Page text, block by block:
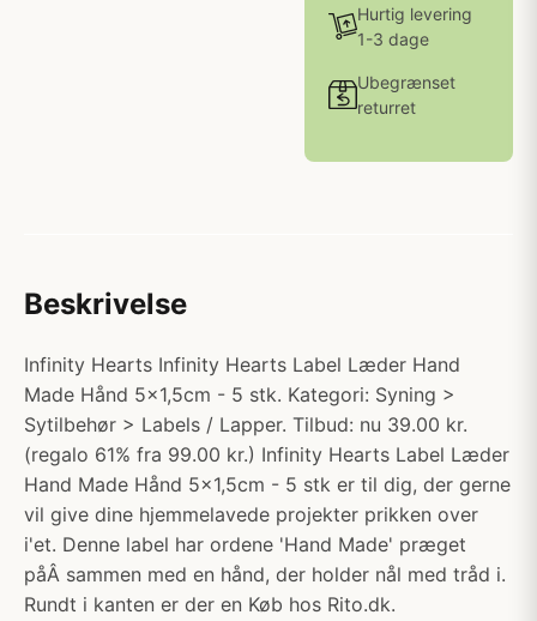
Hurtig levering
1-3 dage
Ubegrænset
returret
Beskrivelse
Infinity Hearts Infinity Hearts Label Læder Hand
Made Hånd 5x1,5cm - 5 stk. Kategori: Syning >
Sytilbehør > Labels / Lapper. Tilbud: nu 39.00 kr.
(regalo 61% fra 99.00 kr.) Infinity Hearts Label Læder
Hand Made Hånd 5x1,5cm - 5 stk er til dig, der gerne
vil give dine hjemmelavede projekter prikken over
i'et. Denne label har ordene 'Hand Made' præget
påÂ sammen med en hånd, der holder nål med tråd i.
Rundt i kanten er der en Køb hos Rito.dk.